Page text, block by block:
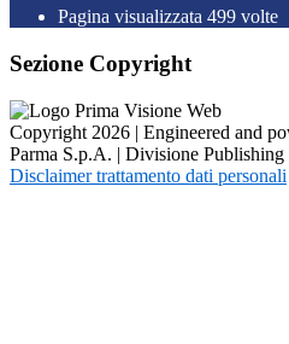
Pagina visualizzata 499 volte
Sezione Copyright
Copyright 2026 | Engineered and
Parma S.p.A. | Divisione
Disclaimer trattamento dati personali